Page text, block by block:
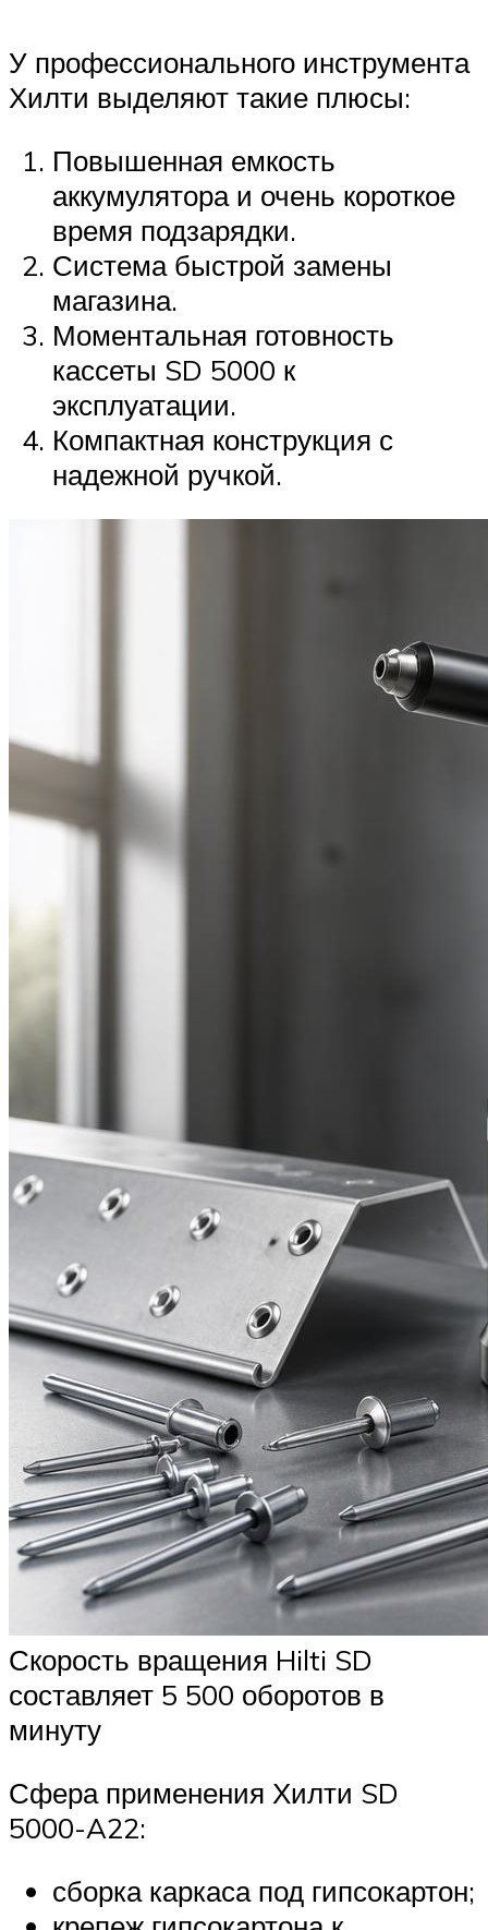
У профессионального инструмента
Хилти выделяют такие плюсы:
Повышенная емкость
аккумулятора и очень короткое
время подзарядки.
Система быстрой замены
магазина.
Моментальная готовность
кассеты SD 5000 к
эксплуатации.
Компактная конструкция с
надежной ручкой.
Скорость вращения Hilti SD
составляет 5 500 оборотов в
минуту
Сфера применения Хилти SD
5000-A22:
сборка каркаса под гипсокартон;